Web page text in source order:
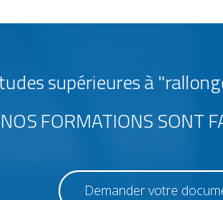
supérieures à
NOS FORMATIONS SONT
Demander votre